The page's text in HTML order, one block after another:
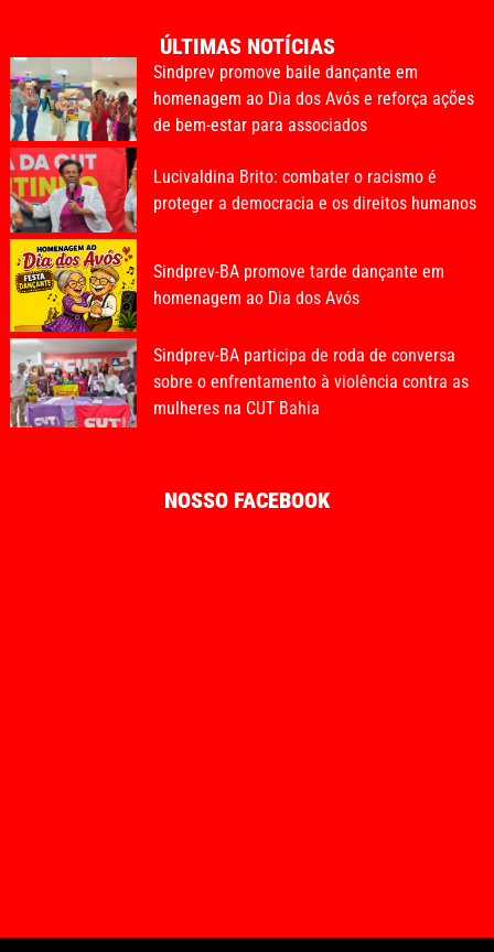
ÚLTIMAS NOTÍCIAS
Sindprev promove baile dançante em
homenagem ao Dia dos Avós e reforça ações
de bem-estar para associados
Lucivaldina Brito: combater o racismo é
proteger a democracia e os direitos humanos
Sindprev-BA promove tarde dançante em
homenagem ao Dia dos Avós
Sindprev-BA participa de roda de conversa
sobre o enfrentamento à violência contra as
mulheres na CUT Bahia
NOSSO FACEBOOK